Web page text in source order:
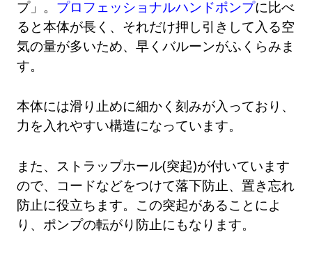
プ」。 プロフェッショナルハンドポンプに比べ
ると本体が長く、それだけ押し引きして入る空
気の量が多いため、早くバルーンがふくらみま
す。
本体には滑り止めに細かく刻みが入っており、
力を入れやすい構造になっています。
また、ストラップホール(突起)が付いています
ので、コードなどをつけて落下防止、置き忘れ
防止に役立ちます。この突起があることによ
り、ポンプの転がり防止にもなります。